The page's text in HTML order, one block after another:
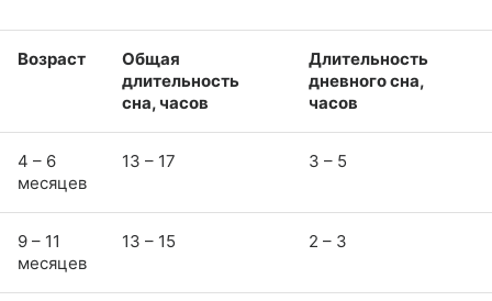
Возраст
Общая
длительность
сна, часов
Длительность
дневного сна,
часов
4 – 6
месяцев
13 – 17 3 – 5
9 – 11
месяцев
13 – 15 2 – 3